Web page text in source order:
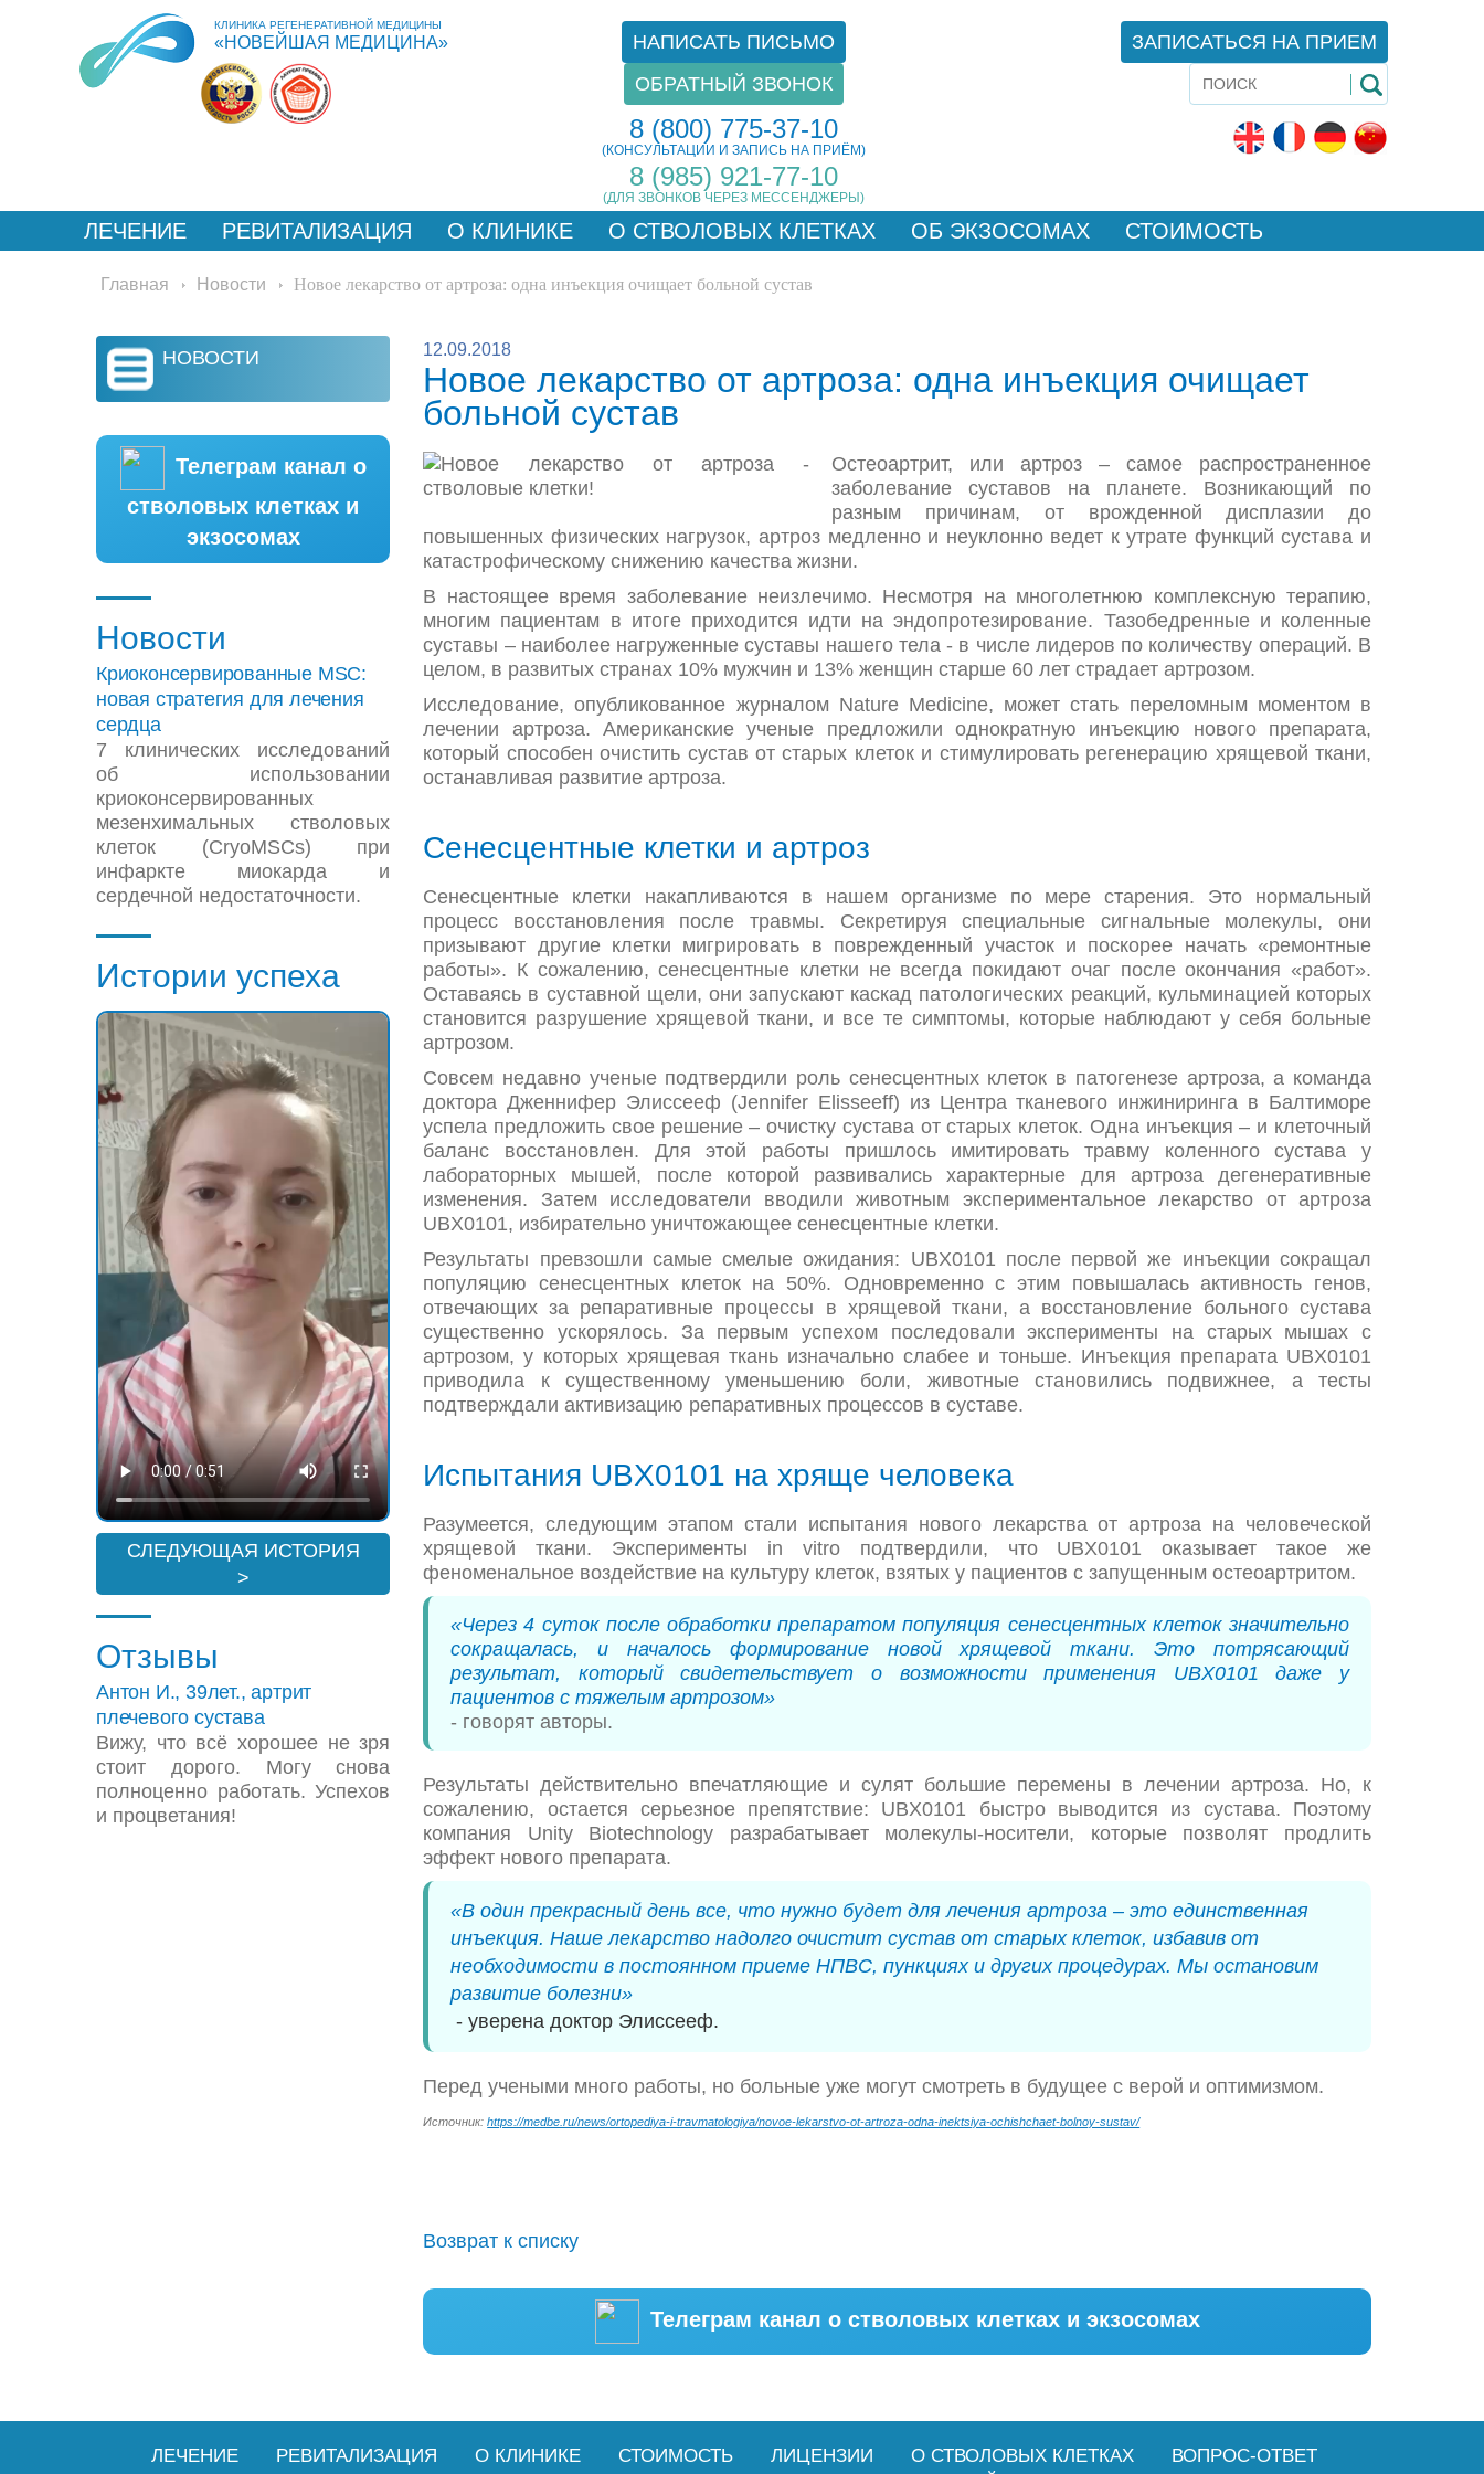
КЛИНИКА РЕГЕНЕРАТИВНОЙ МЕДИЦИНЫ
«НОВЕЙШАЯ МЕДИЦИНА»
НАПИСАТЬ ПИСЬМО
ОБРАТНЫЙ ЗВОНОК
8 (800) 775-37-10
(КОНСУЛЬТАЦИИ И ЗАПИСЬ НА ПРИЁМ)
8 (985) 921-77-10
(ДЛЯ ЗВОНКОВ ЧЕРЕЗ МЕССЕНДЖЕРЫ)
ЗАПИСАТЬСЯ НА ПРИЕМ
ЛЕЧЕНИЕ РЕВИТАЛИЗАЦИЯ О КЛИНИКЕ О СТВОЛОВЫХ КЛЕТКАХ ОБ ЭКЗОСОМАХ
СТОИМОСТЬ
НОВОСТИ
ВОПРОС/ОТВЕТ
Главная Новости Новое лекарство от артроза: одна инъекция очищает больной сустав
НОВОСТИ
Телеграм канал о
стволовых клетках и
экзосомах
Новости
Криоконсервированные MSC:
новая стратегия для лечения
сердца
7 клинических исследований
об использовании
криоконсервированных
мезенхимальных стволовых
клеток (CryoMSCs) при
инфаркте миокарда и
сердечной недостаточности.
Истории успеха
СЛЕДУЮЩАЯ ИСТОРИЯ
>
Отзывы
Антон И., 39лет., артрит
плечевого сустава
Вижу, что всё хорошее не зря
стоит дорого. Могу снова
полноценно работать. Успехов
и процветания!
12.09.2018
Новое лекарство от артроза: одна инъекция очищает
больной сустав
Остеоартрит, или артроз – самое распространенное
заболевание суставов на планете. Возникающий по
разным причинам, от врожденной дисплазии до
повышенных физических нагрузок, артроз медленно и неуклонно ведет к утрате функций сустава и
катастрофическому снижению качества жизни.
В настоящее время заболевание неизлечимо. Несмотря на многолетнюю комплексную терапию,
многим пациентам в итоге приходится идти на эндопротезирование. Тазобедренные и коленные
суставы – наиболее нагруженные суставы нашего тела - в числе лидеров по количеству операций. В
целом, в развитых странах 10% мужчин и 13% женщин старше 60 лет страдает артрозом.
Исследование, опубликованное журналом Nature Medicine, может стать переломным моментом в
лечении артроза. Американские ученые предложили однократную инъекцию нового препарата,
который способен очистить сустав от старых клеток и стимулировать регенерацию хрящевой ткани,
останавливая развитие артроза.
Сенесцентные клетки и артроз
Сенесцентные клетки накапливаются в нашем организме по мере старения. Это нормальный
процесс восстановления после травмы. Секретируя специальные сигнальные молекулы, они
призывают другие клетки мигрировать в поврежденный участок и поскорее начать «ремонтные
работы». К сожалению, сенесцентные клетки не всегда покидают очаг после окончания «работ».
Оставаясь в суставной щели, они запускают каскад патологических реакций, кульминацией которых
становится разрушение хрящевой ткани, и все те симптомы, которые наблюдают у себя больные
артрозом.
Совсем недавно ученые подтвердили роль сенесцентных клеток в патогенезе артроза, а команда
доктора Дженнифер Элиссееф (Jennifer Elisseeff) из Центра тканевого инжиниринга в Балтиморе
успела предложить свое решение – очистку сустава от старых клеток. Одна инъекция – и клеточный
баланс восстановлен. Для этой работы пришлось имитировать травму коленного сустава у
лабораторных мышей, после которой развивались характерные для артроза дегенеративные
изменения. Затем исследователи вводили животным экспериментальное лекарство от артроза
UBX0101, избирательно уничтожающее сенесцентные клетки.
Результаты превзошли самые смелые ожидания: UBX0101 после первой же инъекции сокращал
популяцию сенесцентных клеток на 50%. Одновременно с этим повышалась активность генов,
отвечающих за репаративные процессы в хрящевой ткани, а восстановление больного сустава
существенно ускорялось. За первым успехом последовали эксперименты на старых мышах с
артрозом, у которых хрящевая ткань изначально слабее и тоньше. Инъекция препарата UBX0101
приводила к существенному уменьшению боли, животные становились подвижнее, а тесты
подтверждали активизацию репаративных процессов в суставе.
Испытания UBX0101 на хряще человека
Разумеется, следующим этапом стали испытания нового лекарства от артроза на человеческой
хрящевой ткани. Эксперименты in vitro подтвердили, что UBX0101 оказывает такое же
феноменальное воздействие на культуру клеток, взятых у пациентов с запущенным остеоартритом.
«Через 4 суток после обработки препаратом популяция сенесцентных клеток значительно
сокращалась, и началось формирование новой хрящевой ткани. Это потрясающий
результат, который свидетельствует о возможности применения UBX0101 даже у
пациентов с тяжелым артрозом»
- говорят авторы.
Результаты действительно впечатляющие и сулят большие перемены в лечении артроза. Но, к
сожалению, остается серьезное препятствие: UBX0101 быстро выводится из сустава. Поэтому
компания Unity Biotechnology разрабатывает молекулы-носители, которые позволят продлить
эффект нового препарата.
«В один прекрасный день все, что нужно будет для лечения артроза – это единственная
инъекция. Наше лекарство надолго очистит сустав от старых клеток, избавив от
необходимости в постоянном приеме НПВС, пункциях и других процедурах. Мы остановим
развитие болезни»
- уверена доктор Элиссееф.
Перед учеными много работы, но больные уже могут смотреть в будущее с верой и оптимизмом.
Источник:https://medbe.ru/news/ortopediya-i-travmatologiya/novoe-lekarstvo-ot-artroza-odna-inektsiya-ochishchaet-bolnoy-sustav/
Возврат к списку
Телеграм канал о стволовых клетках и экзосомах
ЛЕЧЕНИЕ РЕВИТАЛИЗАЦИЯ О КЛИНИКЕ СТОИМОСТЬ ЛИЦЕНЗИИ О СТВОЛОВЫХ КЛЕТКАХ
ВОПРОС-ОТВЕТ